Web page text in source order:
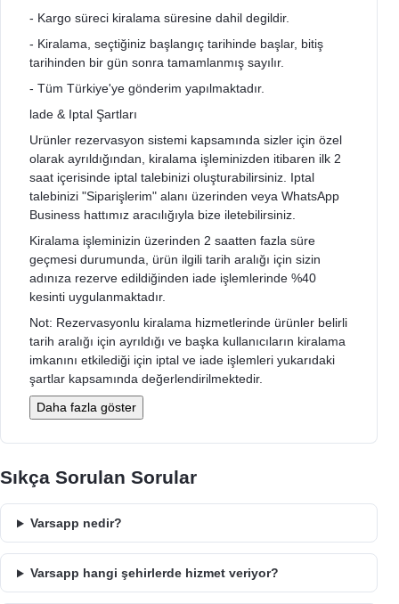
- Kargo süreci kiralama süresine dahil degildir.
- Kiralama, seçtiğiniz başlangıç tarihinde başlar, bitiş
tarihinden bir gün sonra tamamlanmış sayılır.
- Tüm Türkiye'ye gönderim yapılmaktadır.
lade & Iptal Şartları
Urünler rezervasyon sistemi kapsamında sizler için özel
olarak ayrıldığından, kiralama işleminizden itibaren ilk 2
saat içerisinde iptal talebinizi oluşturabilirsiniz. Iptal
talebinizi "Siparişlerim" alanı üzerinden veya WhatsApp
Business hattımız aracılığıyla bize iletebilirsiniz.
Kiralama işleminizin üzerinden 2 saatten fazla süre
geçmesi durumunda, ürün ilgili tarih aralığı için sizin
adınıza rezerve edildiğinden iade işlemlerinde %40
kesinti uygulanmaktadır.
Not: Rezervasyonlu kiralama hizmetlerinde ürünler belirli
tarih aralığı için ayrıldığı ve başka kullanıcıların kiralama
imkanını etkilediği için iptal ve iade işlemleri yukarıdaki
şartlar kapsamında değerlendirilmektedir.
Daha fazla göster
Sıkça Sorulan Sorular
Varsapp nedir?
Varsapp hangi şehirlerde hizmet veriyor?